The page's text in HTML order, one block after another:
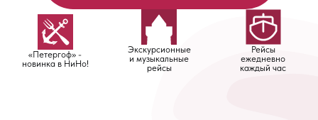
«Петергоф» -
новинка в НиНо!
Экскурсионные
и музыкальные
рейсы
Рейсы
ежедневно
каждый час